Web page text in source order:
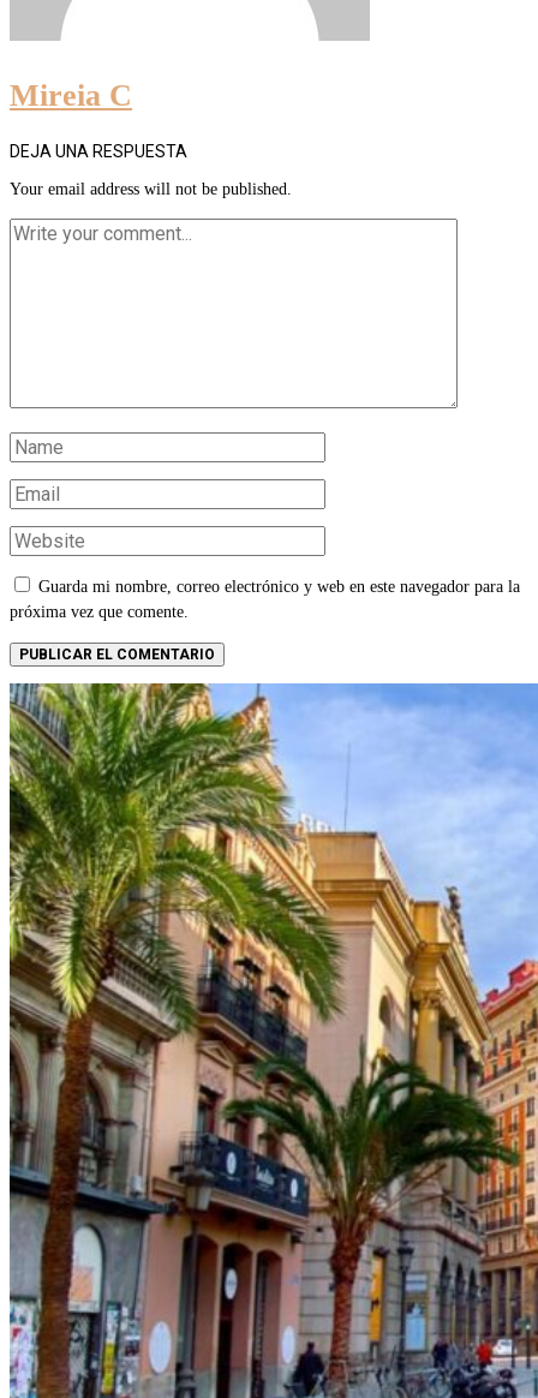
Mireia C
DEJA UNA RESPUESTA
Your email address will not be published.
Guarda mi nombre, correo electrónico y web en este navegador para la
próxima vez que comente.